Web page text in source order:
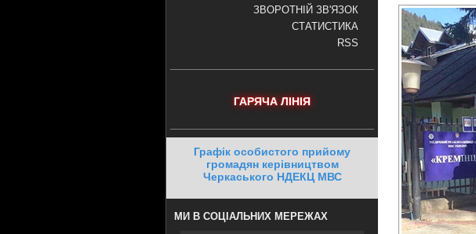
ЗВОРОТНІЙ ЗВ'ЯЗОК
СТАТИСТИКА
RSS
ГАРЯЧА ЛІНІЯ
Графік особистого прийому
громадян керівництвом
Черкаського НДЕКЦ МВС
МИ В СОЦІАЛЬНИХ МЕРЕЖАХ